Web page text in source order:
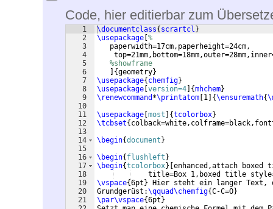
Code, hier editierbar zum
1
2
3
4
5
6
7
8
9
10
11
12
13
14
15
16
17
18
19
20
21
\documentclass{ scrartcl }
\usepackage %
   paperwidth=17cm,paperheight=24cm,
%showframe
{geometry}
\usepackage{ chemfig}
\usepackage version=4 {mhchem}
\renewcommand *\printatom 1 {\ensuremath{
\usepackage most {tcolorbox}
\tcbset{
\begin{document }
\begin{ flushleft }
\begin{tcolorbox} enhanced,attach
title=Box 1,boxed title
\vspace{6pt } Hier steht ein langer Text,
Grundgerüst:\qquad\chemfig{C-C=O}
\par\vspace{6pt }